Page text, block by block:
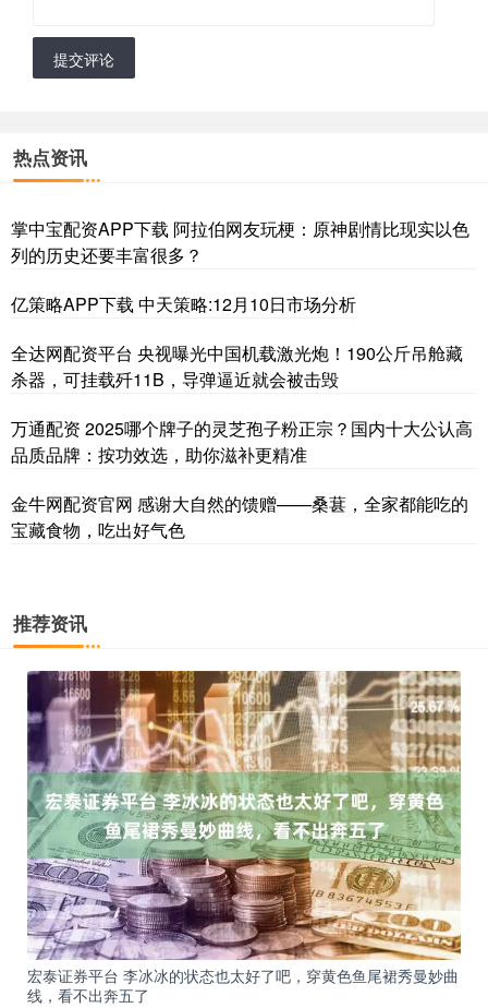
提交评论
热点资讯
掌中宝配资APP下载 阿拉伯网友玩梗：原神剧情比现实以色
列的历史还要丰富很多？
亿策略APP下载 中天策略:12月10日市场分析
全达网配资平台 央视曝光中国机载激光炮！190公斤吊舱藏
杀器，可挂载歼11B，导弹逼近就会被击毁
万通配资 2025哪个牌子的灵芝孢子粉正宗？国内十大公认高
品质品牌：按功效选，助你滋补更精准
金牛网配资官网 感谢大自然的馈赠——桑葚，全家都能吃的
宝藏食物，吃出好气色
推荐资讯
宏泰证券平台 李冰冰的状态也太好了吧，穿黄色鱼尾裙秀曼妙曲
线，看不出奔五了